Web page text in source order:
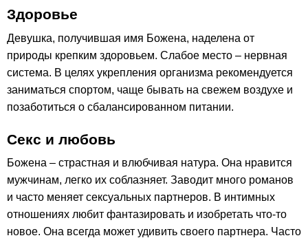
Здоровье
Девушка, получившая имя Божена, наделена от
природы крепким здоровьем. Слабое место – нервная
система. В целях укрепления организма рекомендуется
заниматься спортом, чаще бывать на свежем воздухе и
позаботиться о сбалансированном питании.
Секс и любовь
Божена – страстная и влюбчивая натура. Она нравится
мужчинам, легко их соблазняет. Заводит много романов
и часто меняет сексуальных партнеров. В интимных
отношениях любит фантазировать и изобретать что-то
новое. Она всегда может удивить своего партнера. Часто